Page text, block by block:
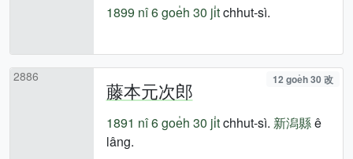
1899 nî6 goe̍h 30 ji̍tchhut-sì.
2886
藤本元次郎 12 goe̍h 30 改
1891 nî6 goe̍h 30 ji̍tchhut-sì. 新潟縣ê
lâng.